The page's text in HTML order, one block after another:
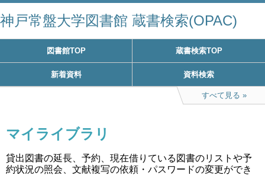
神戸常盤大学図書館 蔵書検索(OPAC)
図書館TOP 蔵書検索TOP
新着資料 資料検索
すべて見る
マイライブラリ
貸出図書の延長、予約、現在借りている図書のリストや予
約状況の照会、文献複写の依頼・パスワードの変更ができ